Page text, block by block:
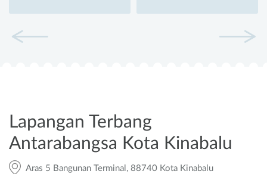
Lapangan Terbang
Antarabangsa Kota Kinabalu
Aras 5 Bangunan Terminal, 88740 Kota Kinabalu